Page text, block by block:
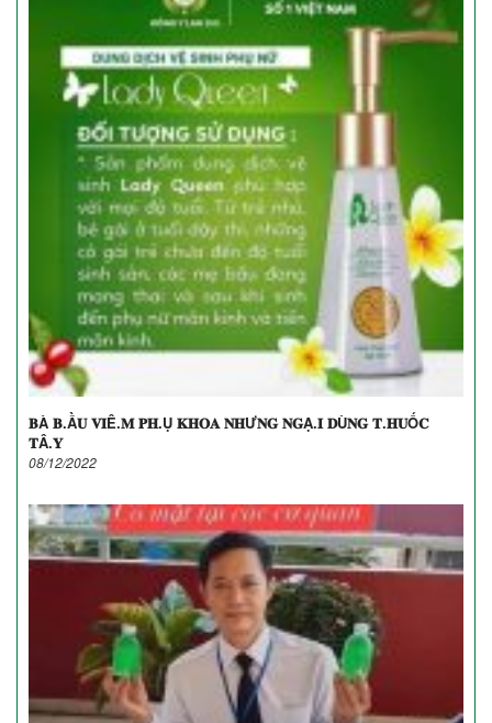
𝐁À 𝐁.Ầ𝐔 𝐕𝐈Ê.𝐌 𝐏𝐇.Ụ 𝐊𝐇𝐎𝐀 𝐍𝐇Ư𝐍𝐆 𝐍𝐆Ạ.𝐈 𝐃Ù𝐍𝐆 𝐓.𝐇𝐔Ố𝐂
𝐓Â.𝐘
08/12/2022